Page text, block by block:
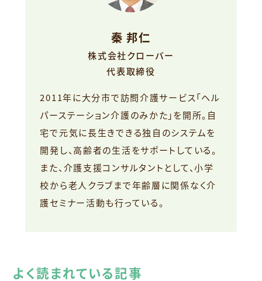
秦 邦仁
株式会社クローバー
代表取締役
2011年に大分市で訪問介護サービス「ヘル
パーステーション介護のみかた」を開所。自
宅で元気に長生きできる独自のシステムを
開発し、高齢者の生活をサポートしている。
また、介護支援コンサルタントとして、小学
校から老人クラブまで年齢層に関係なく介
護セミナー活動も行っている。
よく読まれている記事